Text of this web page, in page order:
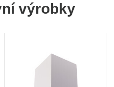
výrobky